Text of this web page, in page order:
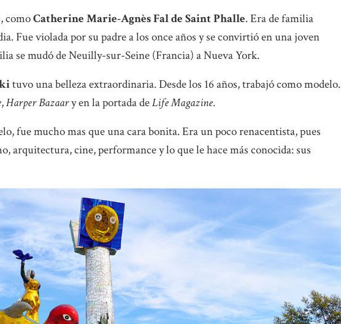
comoCatherine Marie-Agnès Fal de Saint Phalle. Era de familia
Fue violada por su padre a los once años y se convirtió en una joven
se mudó de Neuilly-sur-Seine (Francia) a Nueva York.
tuvo una belleza extraordinaria. Desde los 16 años, trabajó como modelo.
,Harper Bazaary en la portada deLife Magazine.
fue mucho mas que una cara bonita. Era un poco renacentista, pues
arquitectura, cine, performance y lo que le hace más conocida: sus